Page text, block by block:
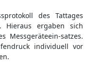
des Tattages
Hieraus ergaben sich
Messgeräteein-satzes.
individuell vor